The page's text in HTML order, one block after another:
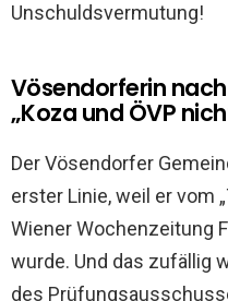
Unschuldsvermutung!
Vösendorferin
„Koza und ÖVP
Der Vösendorfer
erster Linie, weil er vom
Wiener Wochenzeitung
wurde. Und das zufällig
des